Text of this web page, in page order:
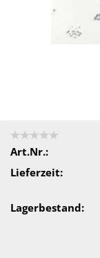
Art.Nr.:
Lieferzeit:
Lagerbestand: